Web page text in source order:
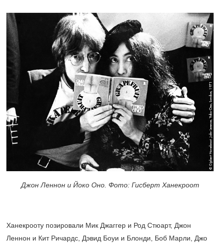
Джон Леннон и Йоко Оно. Фото: Гисберт Ханекроот
Ханекрооту позировали Мик Джаггер и Род Стюарт, Джон
Леннон и Кит Ричардс, Дэвид Боуи и Блонди, Боб Марли, Джо